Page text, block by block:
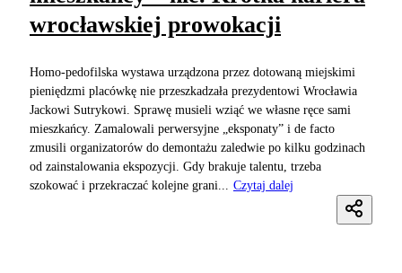
wrocławskiej prowokacji
Homo-pedofilska wystawa urządzona przez dotowaną miejskimi
pieniędzmi placówkę nie przeszkadzała prezydentowi Wrocławia
Jackowi Sutrykowi. Sprawę musieli wziąć we własne ręce sami
mieszkańcy. Zamalowali perwersyjne „eksponaty” i de facto
zmusili organizatorów do demontażu zaledwie po kilku godzinach
od zainstalowania ekspozycji. Gdy brakuje talentu, trzeba
szokować i przekraczać kolejne grani...
Czytaj dalej